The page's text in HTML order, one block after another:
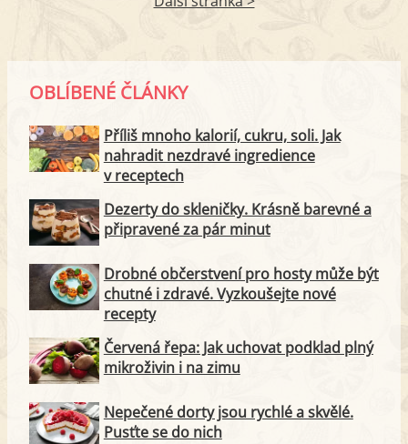
OBLÍBENÉ ČLÁNKY
Příliš mnoho kalorií, cukru, soli. Jak
nahradit nezdravé ingredience
v receptech
Dezerty do skleničky. Krásně barevné a
připravené za pár minut
Drobné občerstvení pro hosty může být
chutné i zdravé. Vyzkoušejte nové
recepty
Červená řepa: Jak uchovat podklad plný
mikroživin i na zimu
Nepečené dorty jsou rychlé a skvělé.
Pusťte se do nich